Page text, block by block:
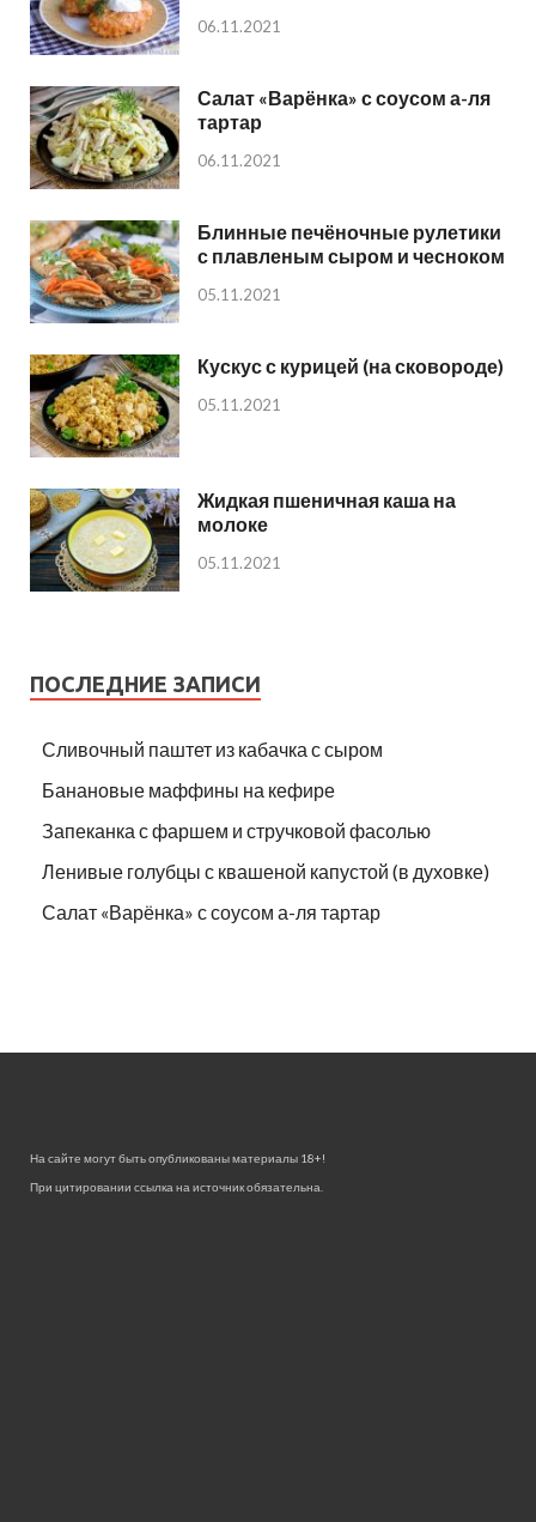
06.11.2021
Салат «Варёнка» с соусом а-ля
тартар
06.11.2021
Блинные печёночные рулетики
с плавленым сыром и чесноком
05.11.2021
Кускус с курицей (на сковороде)
05.11.2021
Жидкая пшеничная каша на
молоке
05.11.2021
ПОСЛЕДНИЕ ЗАПИСИ
Сливочный паштет из кабачка с сыром
Банановые маффины на кефире
Запеканка с фаршем и стручковой фасолью
Ленивые голубцы с квашеной капустой (в духовке)
Салат «Варёнка» с соусом а-ля тартар
На сайте могут быть опубликованы материалы 18+!
При цитировании ссылка на источник обязательна.